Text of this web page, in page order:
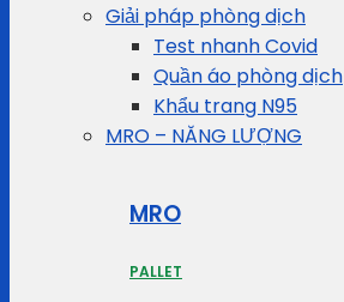
Giải pháp phòng dịch
Test nhanh Covid
Quần áo phòng dịch
Khẩu trang N95
MRO – NĂNG LƯỢNG
MRO
PALLET